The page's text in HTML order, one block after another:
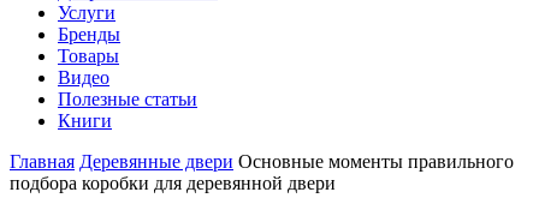
Услуги
Бренды
Товары
Видео
Полезные статьи
Книги
Главная Деревянные двери Основные моменты правильного
подбора коробки для деревянной двери